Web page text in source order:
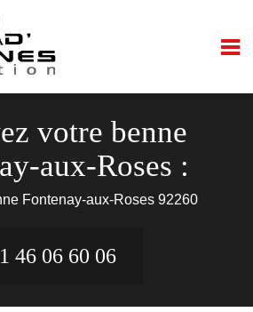
votre benne
aux-Roses :
Fontenay-aux-Roses 92260
46 06 60 06